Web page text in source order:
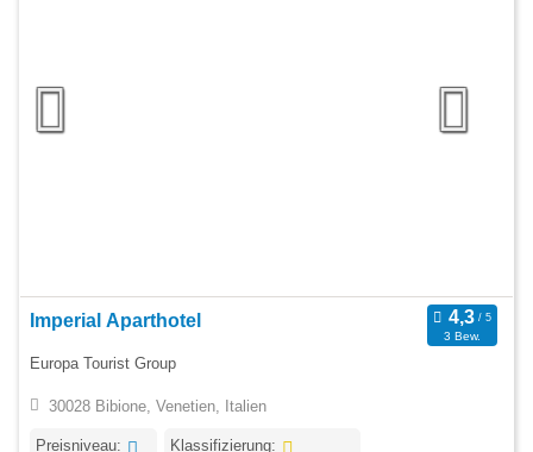
Imperial Aparthotel
3 Bew.
Europa Tourist Group
30028 Bibione, Venetien, Italien
Preisniveau: Klassifizierung: